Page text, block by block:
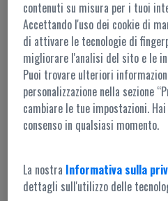
Accesso
contenuti su misura per i tuoi
Accettando l'uso dei cookie di
di attivare le tecnologie di
migliorare l'analisi del sito e le
Puoi trovare ulteriori
personalizzazione nella sezione
cambiare le tue impostazioni.
consenso in qualsiasi momento.
La nostra Informativa sulla
dettagli sull'utilizzo delle